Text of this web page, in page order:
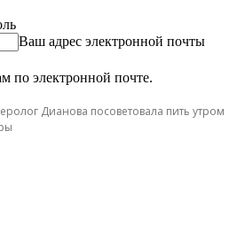
Ваш адрес электронной почты
по электронной почте.
Дианова посоветовала пить утром